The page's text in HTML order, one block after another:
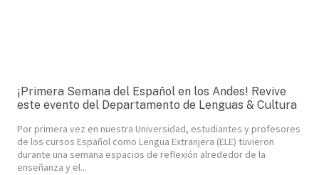
¡Primera Semana del Español en los Andes! Revive
este evento del Departamento de Lenguas & Cultura
Por primera vez en nuestra Universidad, estudiantes y profesores
de los cursos Español como Lengua Extranjera (ELE) tuvieron
durante una semana espacios de reflexión alrededor de la
enseñanza y el...